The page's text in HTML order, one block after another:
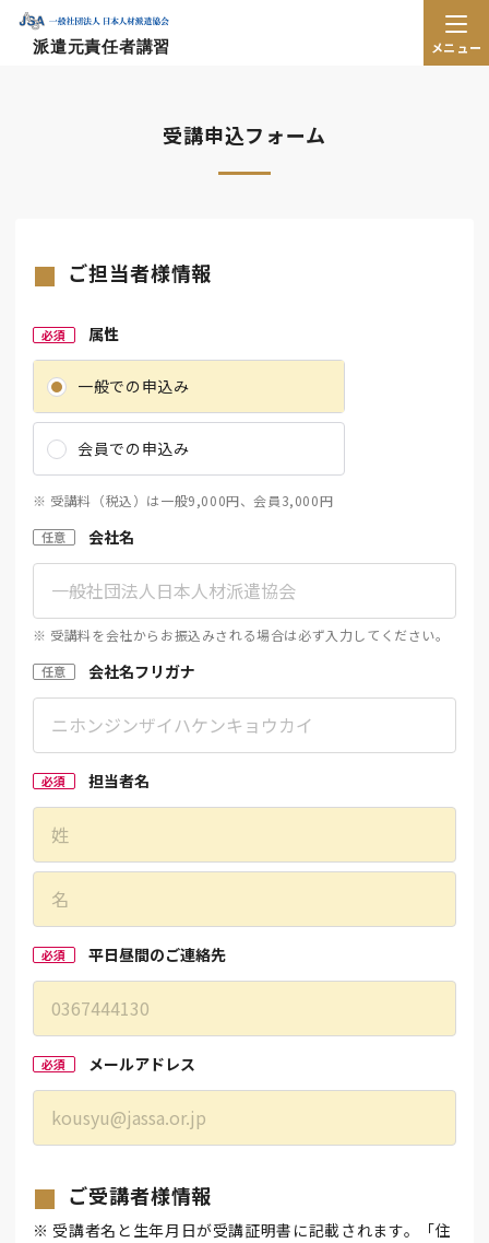
メニュー
派遣元責任者講習
受講申込フォーム
ご担当者様情報
必須 属性
一般での申込み
会員での申込み
※ 受講料（税込）は一般9,000円、会員3,000円
任意 会社名
※ 受講料を会社からお振込みされる場合は必ず入力してください。
任意 会社名フリガナ
必須 担当者名
必須 平日昼間のご連絡先
必須 メールアドレス
ご受講者様情報
※ 受講者名と生年月日が受講証明書に記載されます。「住